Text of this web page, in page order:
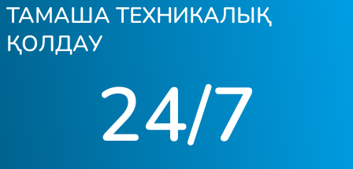
ТАМАША ТЕХНИКАЛЫҚ
ҚОЛДАУ
24/7